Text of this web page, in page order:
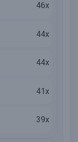
46x
44x
44x
41x
39x